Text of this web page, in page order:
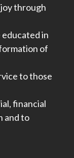
through
in
of
to those
financial
and to